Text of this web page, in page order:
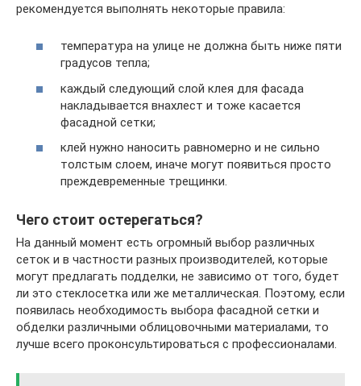
рекомендуется выполнять некоторые правила:
температура на улице не должна быть ниже пяти
градусов тепла;
каждый следующий слой клея для фасада
накладывается внахлест и тоже касается
фасадной сетки;
клей нужно наносить равномерно и не сильно
толстым слоем, иначе могут появиться просто
преждевременные трещинки.
Чего стоит остерегаться?
На данный момент есть огромный выбор различных
сеток и в частности разных производителей, которые
могут предлагать подделки, не зависимо от того, будет
ли это стеклосетка или же металлическая. Поэтому, если
появилась необходимость выбора фасадной сетки и
обделки различными облицовочными материалами, то
лучше всего проконсультироваться с профессионалами.